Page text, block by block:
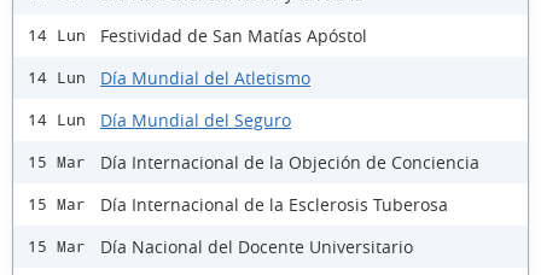
14 Lun Festividad de San Matías Apóstol
14 Lun Día Mundial del Atletismo
14 Lun Día Mundial del Seguro
15 Mar Día Internacional de la Objeción de Conciencia
15 Mar Día Internacional de la Esclerosis Tuberosa
15 Mar Día Nacional del Docente Universitario